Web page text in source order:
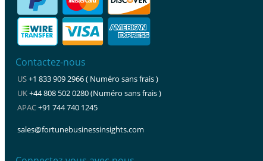
Contactez-nous
US+1 833 909 2966 ( Numéro sans frais )
UK+44 808 502 0280 (Numéro sans frais )
APAC+91 744 740 1245
sales@fortunebusinessinsights.com